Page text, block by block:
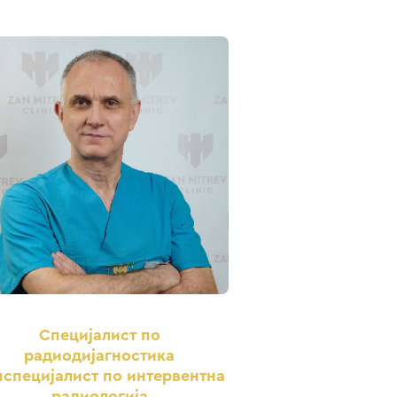
Специјалист по
радиодијагностика
по интервентна